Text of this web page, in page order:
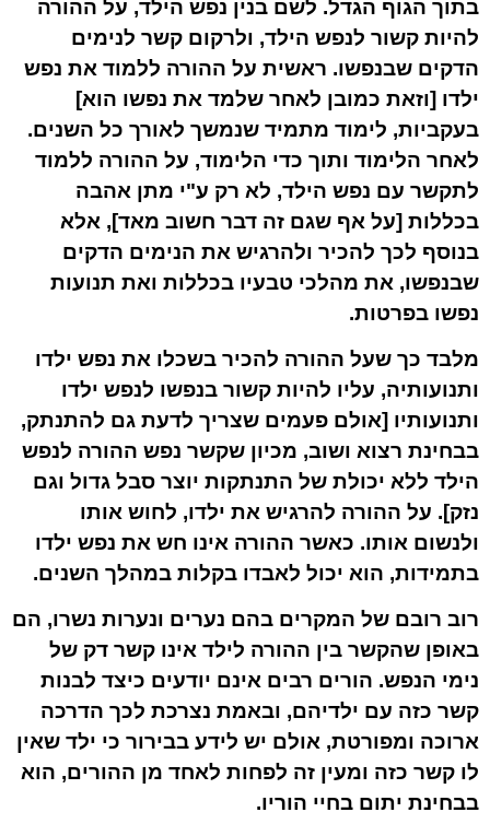
בתוך הגוף הגדל. לשם בנין נפש הילד, על ההורה
להיות קשור לנפש הילד, ולרקום קשר לנימים
הדקים שבנפשו. ראשית על ההורה ללמוד את נפש
ילדו [וזאת כמובן לאחר שלמד את נפשו הוא]
בעקביות, לימוד מתמיד שנמשך לאורך כל השנים.
לאחר הלימוד ותוך כדי הלימוד, על ההורה ללמוד
לתקשר עם נפש הילד, לא רק ע"י מתן אהבה
בכללות [על אף שגם זה דבר חשוב מאד], אלא
בנוסף לכך להכיר ולהרגיש את הנימים הדקים
שבנפשו, את מהלכי טבעיו בכללות ואת תנועות
נפשו בפרטות.
מלבד כך שעל ההורה להכיר בשכלו את נפש ילדו
ותנועותיה, עליו להיות קשור בנפשו לנפש ילדו
ותנועותיו [אולם פעמים שצריך לדעת גם להתנתק,
בבחינת רצוא ושוב, מכיון שקשר נפש ההורה לנפש
הילד ללא יכולת של התנתקות יוצר סבל גדול וגם
נזק]. על ההורה להרגיש את ילדו, לחוש אותו
ולנשום אותו. כאשר ההורה אינו חש את נפש ילדו
בתמידות, הוא יכול לאבדו בקלות במהלך השנים.
רוב רובם של המקרים בהם נערים ונערות נשרו, הם
באופן שהקשר בין ההורה לילד אינו קשר דק של
נימי הנפש. הורים רבים אינם יודעים כיצד לבנות
קשר כזה עם ילדיהם, ובאמת נצרכת לכך הדרכה
ארוכה ומפורטת, אולם יש לידע בבירור כי ילד שאין
לו קשר כזה ומעין זה לפחות לאחד מן ההורים, הוא
בבחינת יתום בחיי הוריו.